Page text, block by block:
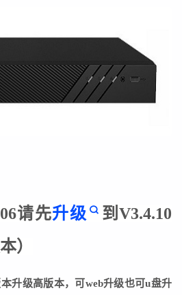
请先升级 到V3.4.10
）
升级高版本，可web升级也可u盘升